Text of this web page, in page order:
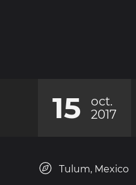
15
oct.
2017
Tulum, Mexico